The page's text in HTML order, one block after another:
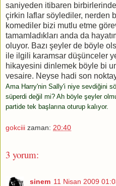
saniyeden itibaren
çirkin laflar söylediler, nerden
komediler bizi mutlu etme
tamamladıkları anda da
oluyor. Bazı şeyler de böyle
ile ilgili karamsar düşünceler
hikayesini dinlemek böyle bi
vesaire. Neyse hadi son
Ama Harry'nin Sally'i niye sevdiğini
süperdi değil mi? Ah böyle şeyler
partide tek başlarına oturup kalıyor.
gokciii zaman: 20:40
3 yorum:
sinem 11 Nisan 2009